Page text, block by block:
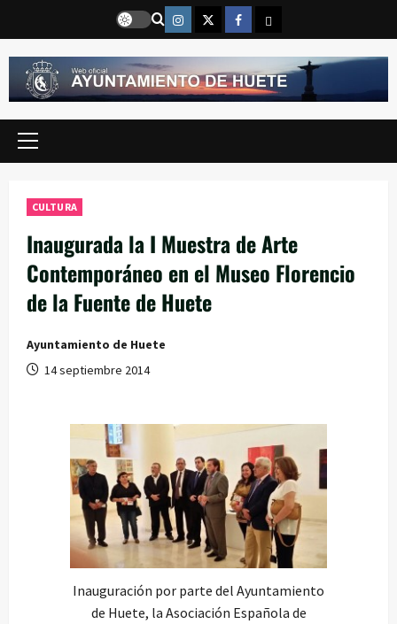
contenido
Instragram
TwitterFacebook
Email
Menú
CULTURA
Inaugurada la I Muestra de Arte
Contemporáneo en el Museo Florencio
de la Fuente de Huete
Ayuntamiento de Huete
14 septiembre 2014
Inauguración por parte del Ayuntamiento
de Huete, la Asociación Española de